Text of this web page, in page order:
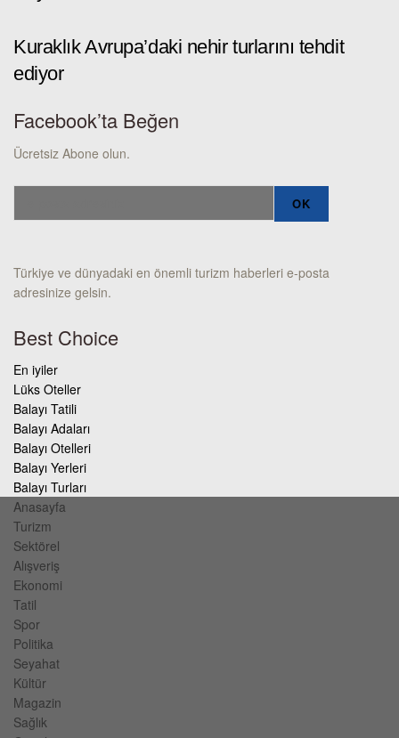
Kuraklık Avrupa’daki nehir turlarını tehdit
ediyor
Facebook’ta Beğen
Ücretsiz Abone olun.
Türkiye ve dünyadaki en önemli turizm haberleri e-posta
adresinize gelsin.
Best Choice
En iyiler
Lüks Oteller
Balayı Tatili
Balayı Adaları
Balayı Otelleri
Balayı Yerleri
Balayı Turları
Anasayfa
Turizm
Sektörel
Alışveriş
Ekonomi
Tatil
Spor
Politika
Seyahat
Kültür
Magazin
Sağlık